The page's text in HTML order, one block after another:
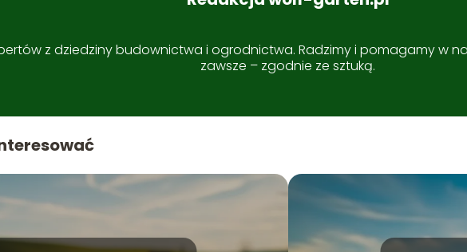
z dziedziny budownictwa i ogrodnictwa. Radzimy i pomagamy w
zawsze – zgodnie ze sztuką.